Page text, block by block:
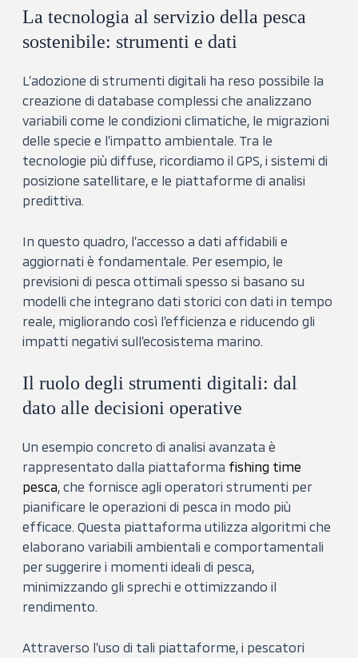
La tecnologia al servizio della pesca
sostenibile: strumenti e dati
L’adozione di strumenti digitali ha reso possibile la
creazione di database complessi che analizzano
variabili come le condizioni climatiche, le migrazioni
delle specie e l’impatto ambientale. Tra le
tecnologie più diffuse, ricordiamo il GPS, i sistemi di
posizione satellitare, e le piattaforme di analisi
predittiva.
In questo quadro, l’accesso a dati affidabili e
aggiornati è fondamentale. Per esempio, le
previsioni di pesca ottimali spesso si basano su
modelli che integrano dati storici con dati in tempo
reale, migliorando così l’efficienza e riducendo gli
impatti negativi sull’ecosistema marino.
Il ruolo degli strumenti digitali: dal
dato alle decisioni operative
Un esempio concreto di analisi avanzata è
rappresentato dalla piattaforma fishing time
pesca, che fornisce agli operatori strumenti per
pianificare le operazioni di pesca in modo più
efficace. Questa piattaforma utilizza algoritmi che
elaborano variabili ambientali e comportamentali
per suggerire i momenti ideali di pesca,
minimizzando gli sprechi e ottimizzando il
rendimento.
Attraverso l’uso di tali piattaforme, i pescatori